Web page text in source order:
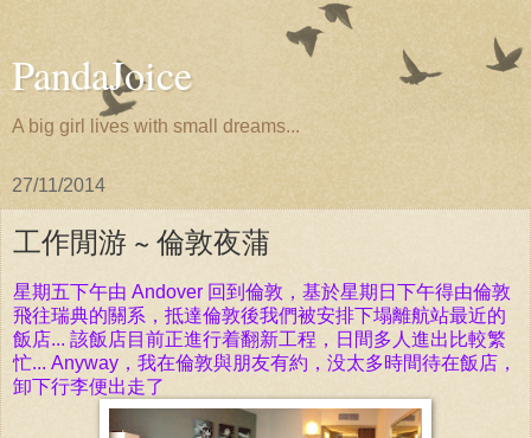
PandaJoice
A big girl lives with small dreams...
27/11/2014
工作閒游 ~ 倫敦夜蒲
星期五下午由 Andover 回到 倫敦，基於星期日下午得由倫敦
飛往瑞典的關系，抵達倫敦後我們被安排下塌離航站最近的
飯 店... 該飯 店目前正進行着翻新工程，日 間多人 進出比較繁
忙... Anyway， 我在倫敦與朋友有約 ， 没太多時間待在飯店，
卸下行李便出走了